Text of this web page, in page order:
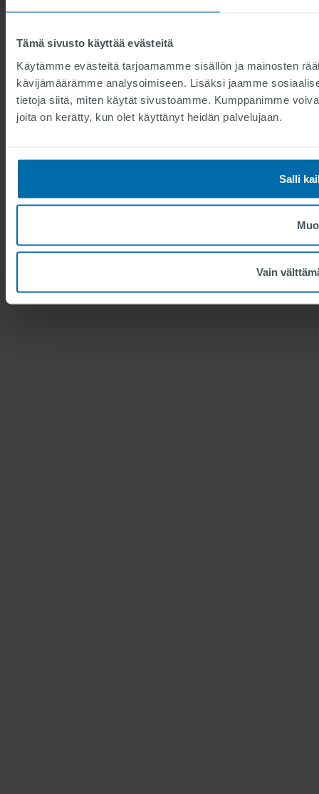
Tämä sivusto käyttää evästeitä
Käytämme evästeitä tarjoamamme sisällön ja mainosten
kävijämäärämme analysoimiseen. Lisäksi jaamme
tietoja siitä, miten käytät sivustoamme. Kumppanimme
joita on kerätty, kun olet käyttänyt heidän palvelujaan.
Salli
Vain